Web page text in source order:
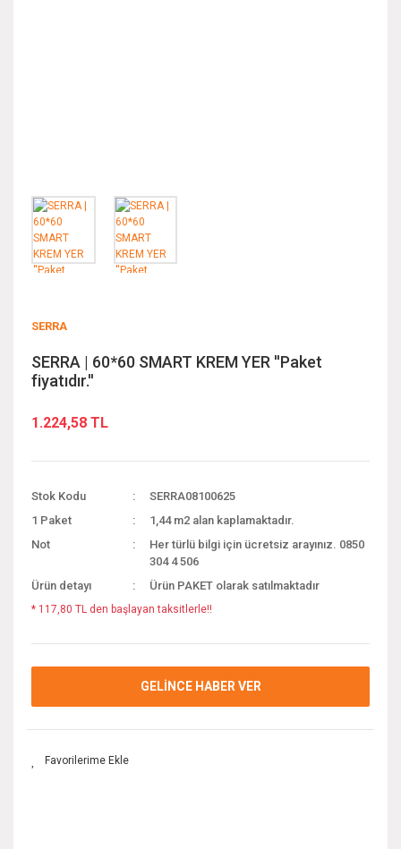
SERRA
SERRA | 60*60 SMART KREM YER ''Paket
fiyatıdır.''
1.224,58 TL
Stok Kodu
SERRA08100625
1 Paket
1,44 m2 alan kaplamaktadır.
Not
Her türlü bilgi için ücretsiz arayınız. 0850
304 4 506
Ürün detayı
Ürün PAKET olarak satılmaktadır
* 117,80 TL den başlayan taksitlerle!!
GELİNCE HABER VER